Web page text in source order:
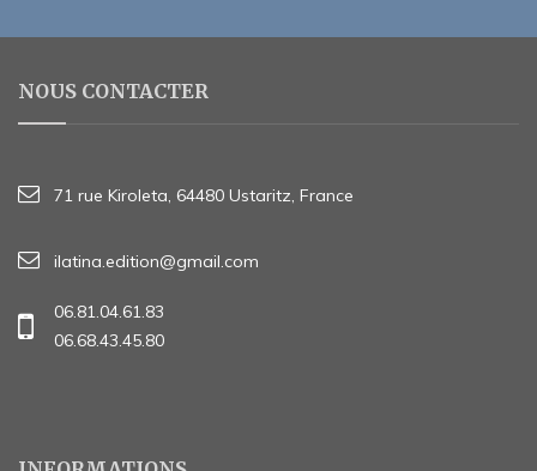
NOUS CONTACTER
71 rue Kiroleta, 64480 Ustaritz, France
ilatina.edition@gmail.com
06.81.04.61.83
06.68.43.45.80